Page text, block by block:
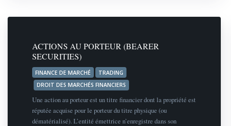
ACTIONS AU PORTEUR (BEARER
SECURITIES)
FINANCE DE MARCHÉ
TRADING
DROIT DES MARCHÉS FINANCIERS
Une action au porteur est un titre financier dont la propriété est
réputée acquise pour le porteur du titre physique (ou
dématérialisé). L’entité émettrice n’enregistre dans son